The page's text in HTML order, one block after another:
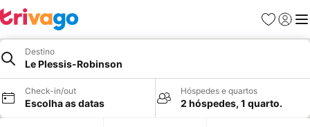
Favoritos
Iniciar
Destino
Le Plessis-Robinson
Check-in/out
Escolha as datas
Hóspedes e quartos
2 hóspedes, 1 quarto.